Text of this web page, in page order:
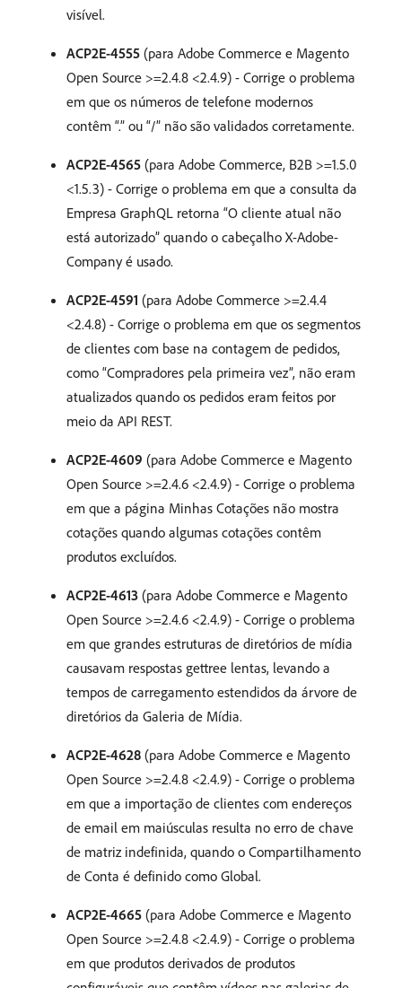
visível.
ACP2E-4555 (para Adobe Commerce e Magento
Open Source >=2.4.8 <2.4.9) - Corrige o problema
em que os números de telefone modernos
contêm “.” ou “/” não são validados corretamente.
ACP2E-4565 (para Adobe Commerce, B2B >=1.5.0
<1.5.3) - Corrige o problema em que a consulta da
Empresa GraphQL retorna “O cliente atual não
está autorizado” quando o cabeçalho X-Adobe-
Company é usado.
ACP2E-4591 (para Adobe Commerce >=2.4.4
<2.4.8) - Corrige o problema em que os segmentos
de clientes com base na contagem de pedidos,
como “Compradores pela primeira vez”, não eram
atualizados quando os pedidos eram feitos por
meio da API REST.
ACP2E-4609 (para Adobe Commerce e Magento
Open Source >=2.4.6 <2.4.9) - Corrige o problema
em que a página Minhas Cotações não mostra
cotações quando algumas cotações contêm
produtos excluídos.
ACP2E-4613 (para Adobe Commerce e Magento
Open Source >=2.4.6 <2.4.9) - Corrige o problema
em que grandes estruturas de diretórios de mídia
causavam respostas gettree lentas, levando a
tempos de carregamento estendidos da árvore de
diretórios da Galeria de Mídia.
ACP2E-4628 (para Adobe Commerce e Magento
Open Source >=2.4.8 <2.4.9) - Corrige o problema
em que a importação de clientes com endereços
de email em maiúsculas resulta no erro de chave
de matriz indefinida, quando o Compartilhamento
de Conta é definido como Global.
ACP2E-4665 (para Adobe Commerce e Magento
Open Source >=2.4.8 <2.4.9) - Corrige o problema
em que produtos derivados de produtos